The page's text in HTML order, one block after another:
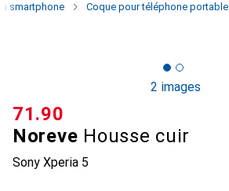
smartphone Coque pour téléphone portable
2 images
Noreve Housse cuir
Sony Xperia 5
CHF
71.90